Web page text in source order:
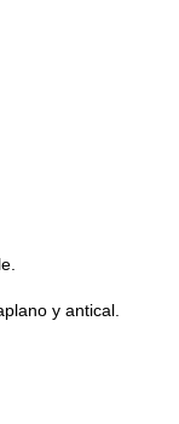
y antical.